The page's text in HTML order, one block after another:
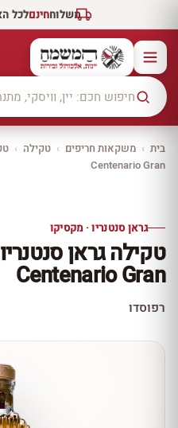
משלוחחינםלכל
בית › משקאות חריפים › טקילה ›
Centenario Gran
10% הנחה
עכשיו ב-10% הנחה
לכל יינות יקב ירושלים ←
גראן סנטנריו · מקסיקו
טקילה גראן
Centenario Gran
רפוסדו